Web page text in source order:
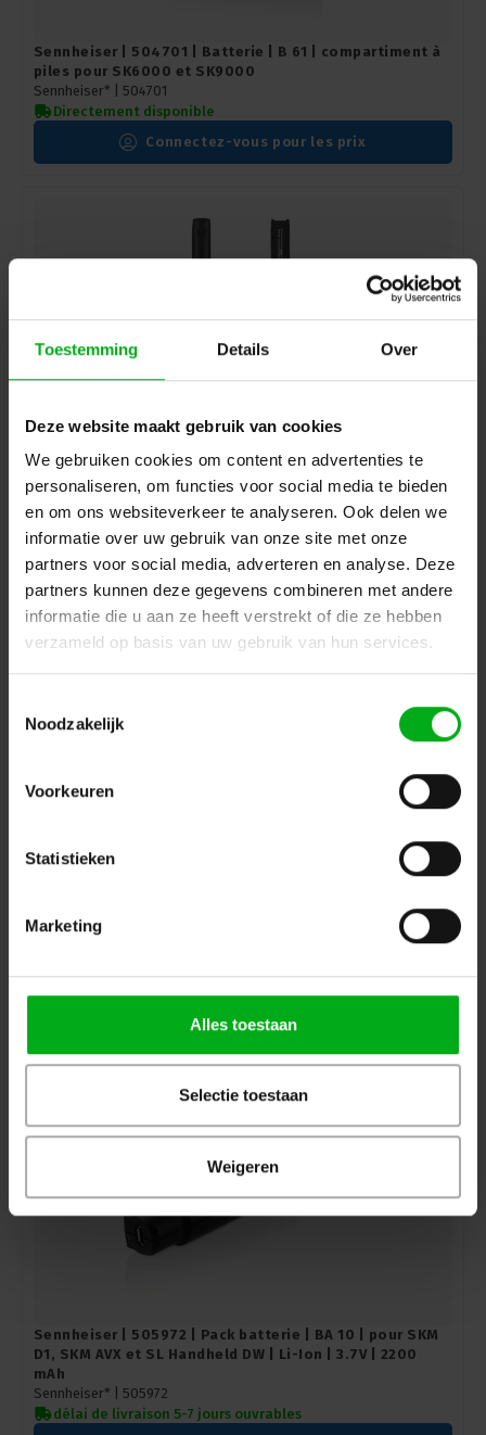
Toestemming Details Over
Deze website maakt gebruik van cookies
We gebruiken cookies om content en advertenties te
personaliseren, om functies voor social media te bieden
en om ons websiteverkeer te analyseren. Ook delen we
informatie over uw gebruik van onze site met onze
partners voor social media, adverteren en analyse. Deze
partners kunnen deze gegevens combineren met andere
informatie die u aan ze heeft verstrekt of die ze hebben
verzameld op basis van uw gebruik van hun services.
Noodzakelijk
Voorkeuren
Statistieken
Marketing
Alles toestaan
Selectie toestaan
Weigeren
Sennheiser | 504701 | Batterie | B 61 | compartiment à
piles pour SK6000 et SK9000
Sennheiser* | 504701
Directement disponible
Connectez-vous pour les prix
Sennheiser | 504702 | Pack batterie | BA 60 | pack
batterie pour SKM6000 et SKM9000 | 1600 mAh
Sennheiser* |504702
délai de livraison 5-7 jours ouvrables
Connectez-vous pour les prix
batterie pour SK6000 et SK9000 | 2030 mAh
Connectez-vous pour les prix
Sennheiser | 505972 | Pack batterie | BA 10 | pour SKM
D1, SKM AVX et SL Handheld DW | Li-Ion | 3.7V | 2200
mAh
Sennheiser* | 505972
délai de livraison 5-7 jours ouvrables